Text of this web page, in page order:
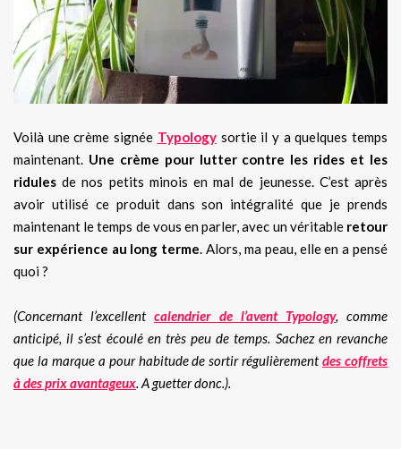
Voilà une crème signée Typologysortie il y a quelques temps
maintenant. Une crème pour lutter contre les rides et les
ridules de nos petits minois en mal de jeunesse. C’est après
avoir utilisé ce produit dans son intégralité que je prends
maintenant le temps de vous en parler, avec un véritable retour
sur expérience au long terme. Alors, ma peau, elle en a pensé
quoi ?
(Concernant l’excellentcalendrier de l’avent Typology, comme
anticipé, il s’est écoulé en très peu de temps. Sachez en revanche
que la marque a pour habitude de sortir régulièrementdes coffrets
à des prix avantageux. A guetter donc.).